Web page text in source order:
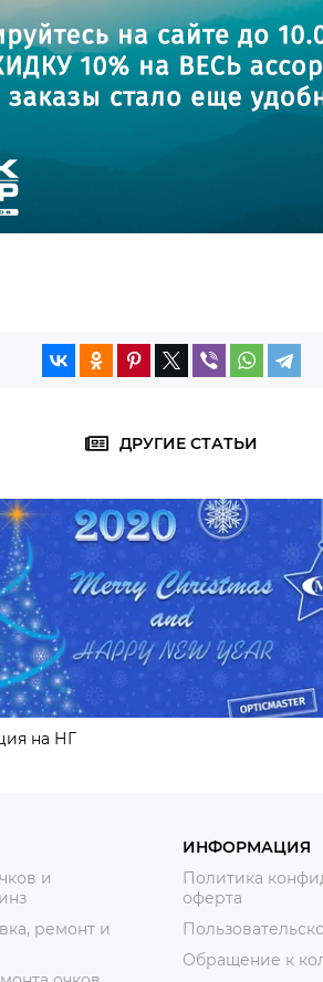
ДРУГИЕ СТАТЬИ
на НГ
и
ремонт и
ИНФОРМАЦИЯ
Политика
оферта
Обращение к